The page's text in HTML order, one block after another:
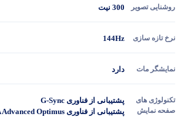
روشنایی تصویر 300 نیت
نرخ تازه سازی 144Hz
نمایشگر مات دارد
تکنولوژی های
صفحه نمایش
پشتیبانی از فناوری G-Sync
پشتیبانی از فناوری NVIDIA Advanced Optimus